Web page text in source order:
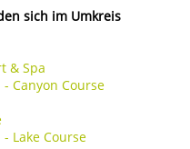
sich im Umkreis
& Spa
Canyon Course
Lake Course